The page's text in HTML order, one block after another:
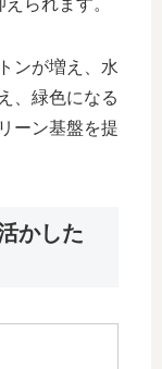
られます。
ンが増え、水
、緑色になる
ーン基盤を提
かした